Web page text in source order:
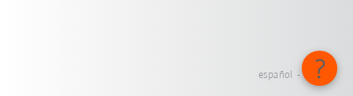
español - México